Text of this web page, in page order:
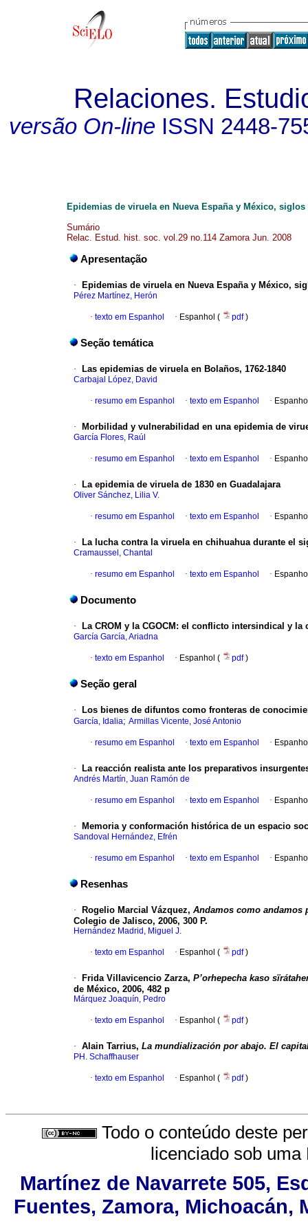
Relaciones.
versão On-line ISSN 2448-
Epidemias de viruela en Nueva España y México, siglos
Sumário
Relac. Estud. hist. soc. vol.29 no.114 Zamora Jun. 2008
Apresentação
· Epidemias de viruela en Nueva España y México,
Pérez Martínez, Herón
· texto em Espanhol · Espanhol ( pdf)
Seção temática
· Las epidemias de viruela en Bolaños, 1762-1840
Carbajal López, David
· resumo em Espanhol · texto em Espanhol ·
· Morbilidad y vulnerabilidad en una epidemia de
García Flores, Raúl
· resumo em Espanhol · texto em Espanhol ·
· La epidemia de viruela de 1830 en Guadalajara
Oliver Sánchez, Lilia V.
· resumo em Espanhol · texto em Espanhol ·
· La lucha contra la viruela en chihuahua durante el
Cramaussel, Chantal
· resumo em Espanhol · texto em Espanhol ·
Documento
· La CROM y la CGOCM: el conflicto intersindical y la
García García, Ariadna
· texto em Espanhol · Espanhol ( pdf)
Seção geral
· Los bienes de difuntos como fronteras de
García, Idalia; Armillas Vicente, José Antonio
· resumo em Espanhol · texto em Espanhol ·
· La reacción realista ante los preparativos
Andrés Martín, Juan Ramón de
· resumo em Espanhol · texto em Espanhol ·
· Memoria y conformación histórica de un espacio
Sandoval Hernández, Efrén
· resumo em Espanhol · texto em Espanhol ·
Resenhas
· Rogelio Marcial Vázquez, Andamos como andamos
Colegio de Jalisco, 2006, 300 P.
Hernández Madrid, Miguel J.
· texto em Espanhol · Espanhol ( pdf)
· Frida Villavicencio Zarza, P’orhepecha kaso
de México, 2006, 482 p
Márquez Joaquín, Pedro
· texto em Espanhol · Espanhol ( pdf)
· Alain Tarrius, La mundialización por abajo. El
PH. Schaffhauser
· texto em Espanhol · Espanhol ( pdf)
Todo o conteúdo deste
licenciado sob uma
Martínez de Navarrete 505,
Fuentes, Zamora, Michoacán,